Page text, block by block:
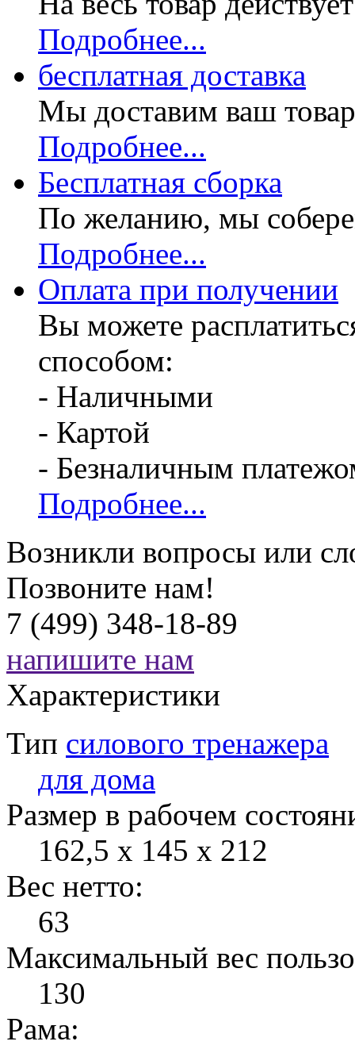
Подробнее...
бесплатная доставка
Мы доставим ваш
Подробнее...
Бесплатная сборка
По желанию, мы
Подробнее...
Оплата при получении
Вы можете
способом:
- Наличными
- Картой
- Безналичным
Подробнее...
Возникли вопросы или
Позвоните нам!
7 (499) 348-18-89
напишите нам
Характеристики
Тип силового тренажера
для дома
Размер в рабочем
162,5 x 145 x 212
Вес нетто:
63
Максимальный вес
130
Рама: